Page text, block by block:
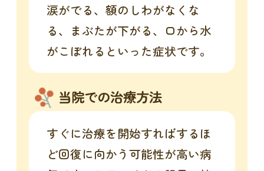
涙がでる、額のしわがなくな
る、まぶたが下がる、口から水
がこぼれるといった症状です。
当院での治療方法
すぐに治療を開始すればするほ
ど回復に向かう可能性が高い病